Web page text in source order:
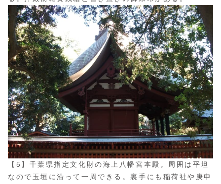
【5】千葉県指定文化財の海上八幡宮本殿。周囲は平坦
なので玉垣に沿って一周できる。裏手にも稲荷社や庚申